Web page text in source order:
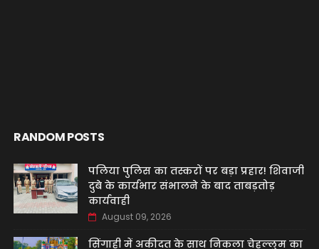
RANDOM POSTS
पलिया पुलिस का तस्करों पर बड़ा प्रहार! शिवाजी
दुबे के कार्यभार संभालने के बाद ताबड़तोड़
कार्यवाही
August 09, 2026
सिंगाही में अकीदत के साथ निकला चेहल्लुम का